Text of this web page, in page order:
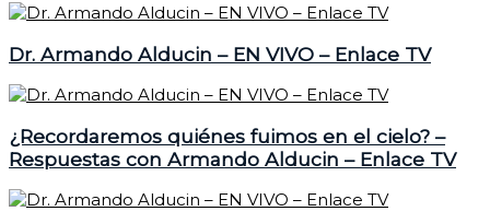
Dr. Armando Alducin – EN VIVO – Enlace TV
¿Recordaremos quiénes fuimos en el cielo? –
Respuestas con Armando Alducin – Enlace TV